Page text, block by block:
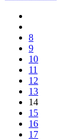
8
9
10
11
12
13
14
15
16
17